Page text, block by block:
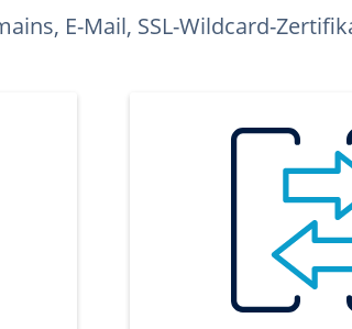
E-Mail, SSL-Wildcard-